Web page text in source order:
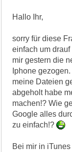
Hallo Ihr,
sorry für diese
einfach um
mir gestern die
Iphone
meine Dateien
abgeholt habe
machen!? Wie
Google alles
zu einfach!?
Bei mir in